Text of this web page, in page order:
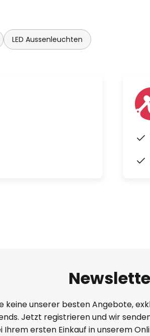
LED Aussenleuchten
keine unserer besten Angebote,
Jetzt registrieren und wir
Ihrem ersten Einkauf in unserem